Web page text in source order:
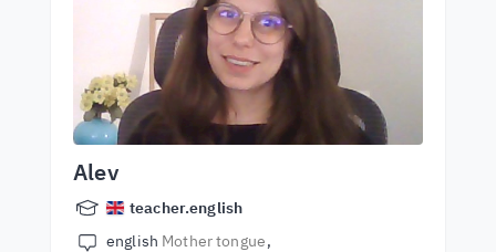
Alev
teacher.english
english Mother tongue